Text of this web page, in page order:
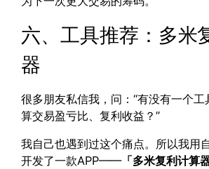
六、工具推荐：多米
器
很多朋友私信我，问：“有没有一个
算交易盈亏比、复利收益？”
我自己也遇到过这个痛点。所以我用
开发了一款APP——「多米复利计算器